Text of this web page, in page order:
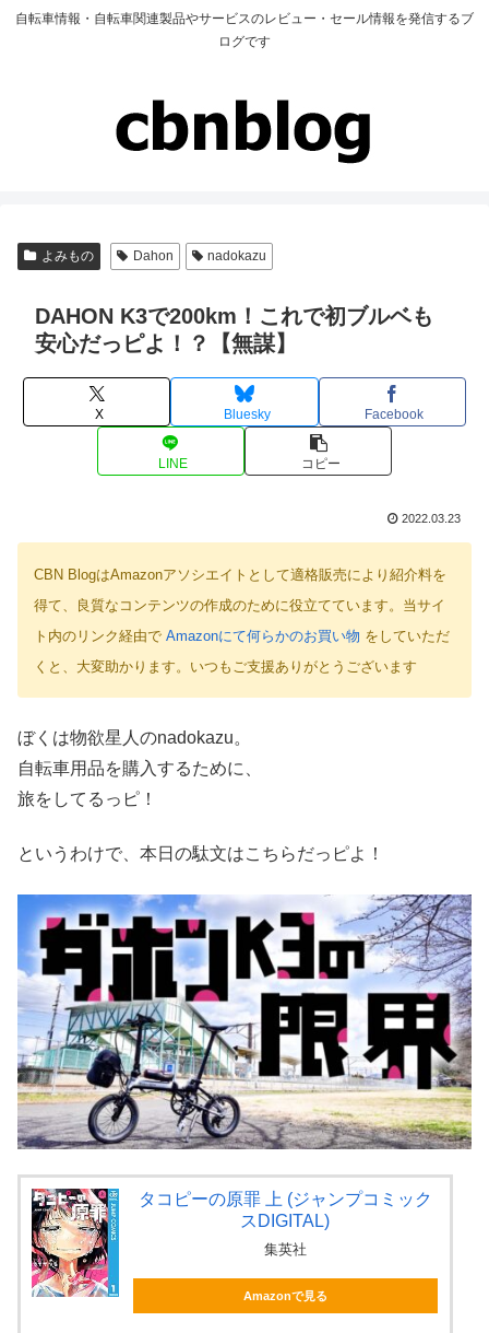
自転車情報・自転車関連製品やサービスのレビュー・セール情報を発信するブ
ログです
よみもの Dahon nadokazu
DAHON K3で200km！これで初ブルベも
安心だっピよ！？【無謀】
X Bluesky Facebook
LINE コピー
2022.03.23
CBN BlogはAmazonアソシエイトとして適格販売により紹介料を
得て、良質なコンテンツの作成のために役立てています。当サイ
ト内のリンク経由で Amazonにて何らかのお買い物 をしていただ
くと、大変助かります。いつもご支援ありがとうございます
ぼくは物欲星人のnadokazu。
自転車用品を購入するために、
旅をしてるっピ！
というわけで、本日の駄文はこちらだっピよ！
タコピーの原罪 上 (ジャンプコミック
スDIGITAL)
集英社
Amazonで見る